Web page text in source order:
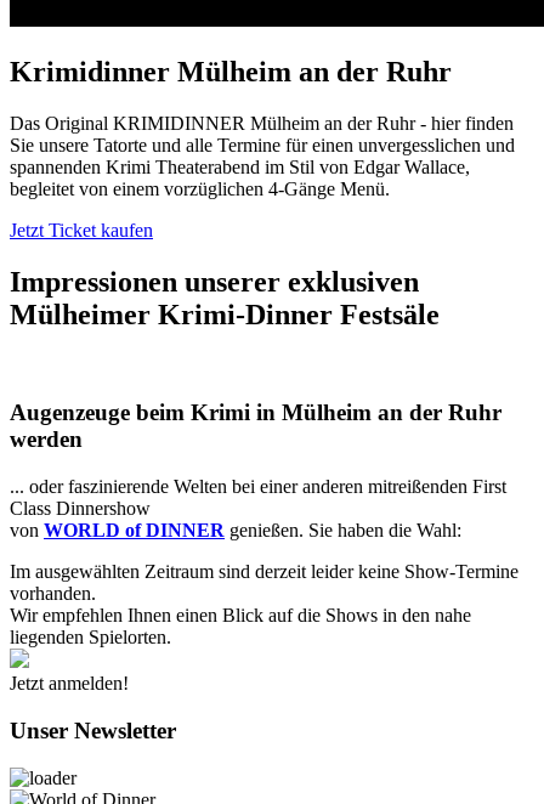
Krimidinner Mülheim an der Ruhr
Das Original KRIMIDINNER Mülheim an der Ruhr - hier finden
Sie unsere Tatorte und alle Termine für einen unvergesslichen und
spannenden Krimi Theaterabend im Stil von Edgar Wallace,
begleitet von einem vorzüglichen 4-Gänge Menü.
Jetzt Ticket kaufen
Impressionen unserer exklusiven
Mülheimer Krimi-Dinner Festsäle
Augenzeuge beim Krimi in Mülheim an der Ruhr
werden
... oder faszinierende Welten bei einer anderen mitreißenden First
Class Dinnershow
von WORLD of DINNER genießen. Sie haben die Wahl:
Im ausgewählten Zeitraum sind derzeit leider keine Show-Termine
vorhanden.
Wir empfehlen Ihnen einen Blick auf die Shows in den nahe
liegenden Spielorten.
Jetzt anmelden!
Unser Newsletter